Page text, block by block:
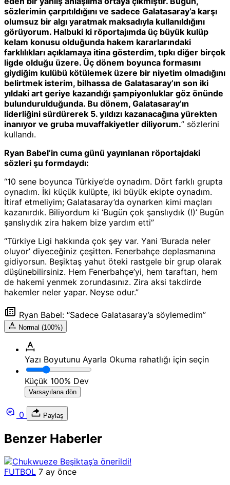
sözlerimin çarpıtıldığını ve sadece Galatasaray’a karşı
olumsuz bir algı yaratmak maksadıyla kullanıldığını
görüyorum. Halbuki ki röportajımda üç büyük kulüp
kelam konusu olduğunda hakem kararlarındaki
farklılıkları açıklamaya itina gösterdim, tıpkı diğer birçok
ligde olduğu üzere. Üç dönem boyunca formasını
giydiğim kulübü kötülemek üzere bir niyetim olmadığını
belirtmek isterim, bilhassa de Galatasaray’ın son iki
yıldaki art geriye kazandığı şampiyonluklar göz önünde
bulundurulduğunda. Bu dönem, Galatasaray’ın
liderliğini sürdürerek 5. yıldızı kazanacağına yürekten
inanıyor ve gruba muvaffakiyetler diliyorum.” sözlerini
kullandı.
Ryan Babel’in cuma günü yayınlanan röportajdaki
sözleri şu formdaydı:
“10 sene boyunca Türkiye’de oynadım. Dört farklı grupta
oynadım. İki küçük kulüpte, iki büyük ekipte oynadım.
İtiraf etmeliyim; Galatasaray’da oynarken kimi maçları
kazanırdık. Biliyordum ki ‘Bugün çok şanslıydık (!)’ Bugün
şanslıydık zira hakem bize yardım etti”
“Türkiye Ligi hakkında çok şey var. Yani ‘Burada neler
oluyor’ diyeceğiniz çeşitten. Fenerbahçe deplasmanına
gidiyorsun. Beşiktaş yahut öteki rastgele bir grup olarak
düşünebilirsiniz. Hem Fenerbahçe’yi, hem taraftarı, hem
de hakemi yenmek zorundasınız. Zira aksi takdirde
hakemler neler yapar. Neyse odur.”
Ryan Babel: “Sadece Galatasaray’a söylemedim”
Normal (100%)
Yazı Boyutunu Ayarla Okuma rahatlığı için seçin
Küçük 100% Dev
Varsayılana dön
0 Paylaş
Benzer Haberler
FUTBOL 7 ay önce